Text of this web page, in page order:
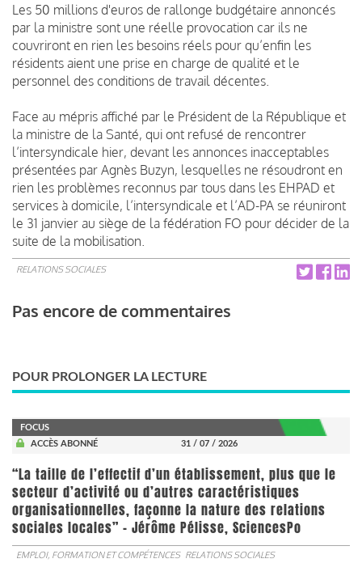
Les 50 millions d'euros de rallonge budgétaire annoncés
par la ministre sont une réelle provocation car ils ne
couvriront en rien les besoins réels pour qu’enfin les
résidents aient une prise en charge de qualité et le
personnel des conditions de travail décentes.
Face au mépris affiché par le Président de la République et
la ministre de la Santé, qui ont refusé de rencontrer
l’intersyndicale hier, devant les annonces inacceptables
présentées par Agnès Buzyn, lesquelles ne résoudront en
rien les problèmes reconnus par tous dans les EHPAD et
services à domicile, l’intersyndicale et l’AD-PA se réuniront
le 31 janvier au siège de la fédération FO pour décider de la
suite de la mobilisation.
RELATIONS SOCIALES
Pas encore de commentaires
POUR PROLONGER LA LECTURE
FOCUS
ACCÈS ABONNÉ
31 / 07 / 2026
“La taille de l’effectif d’un établissement, plus que le
secteur d’activité ou d’autres caractéristiques
organisationnelles, façonne la nature des relations
sociales locales” - Jérôme Pélisse, SciencesPo
EMPLOI, FORMATION ET COMPÉTENCES RELATIONS SOCIALES